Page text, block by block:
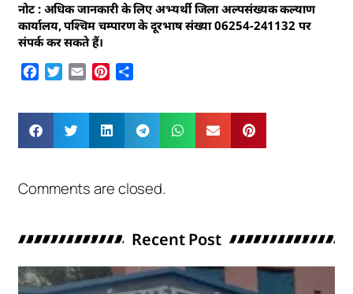
नोट : अधिक जानकारी के लिए अभ्यर्थी जिला अल्पसंख्यक कल्याण
कार्यालय, पश्चिम चम्पारण के दूरभाष संख्या 06254-241132 पर
संपर्क कर सकते हैं।
Facebook
Twitter
Email Pinterest
Comments are closed.
Recent Post